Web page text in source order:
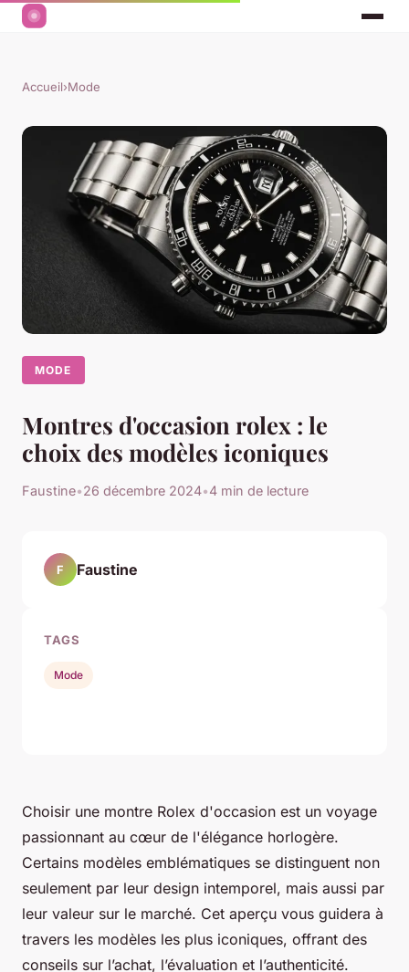
Accueil›Mode
MODE
Montres d'occasion rolex : le
choix des modèles iconiques
Faustine•26 décembre 2024•4 min de lecture
Choisir une montre Rolex d'occasion est un voyage
passionnant au cœur de l'élégance horlogère.
Certains modèles emblématiques se distinguent non
seulement par leur design intemporel, mais aussi par
leur valeur sur le marché. Cet aperçu vous guidera à
travers les modèles les plus iconiques, offrant des
conseils sur l’achat, l’évaluation et l’authenticité.
F Faustine
TAGS
Mode